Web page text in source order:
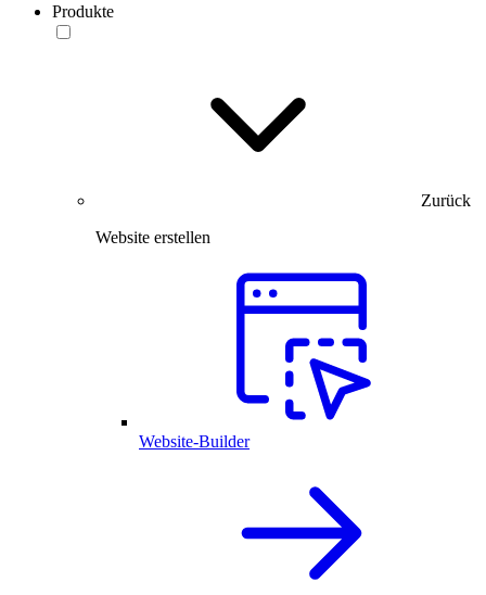
Produkte
Zurück
Website erstellen
Website-Builder